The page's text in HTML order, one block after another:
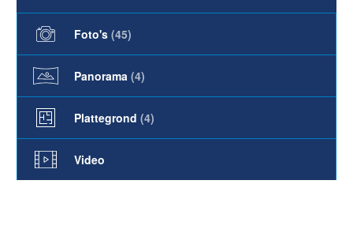
Foto's (45)
Panorama (4)
Plattegrond (4)
Video